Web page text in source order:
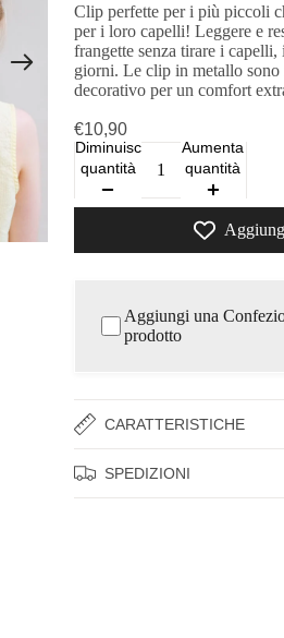
Clip perfette per i più piccoli
per i loro capelli! Leggere e
frangette senza tirare i
giorni. Le clip in metallo sono
decorativo per un comfort
€10,90
Diminuisci
quantità
Aumenta
quantità
Aggiungi una
prodotto
CARATTERISTICHE
SPEDIZIONI